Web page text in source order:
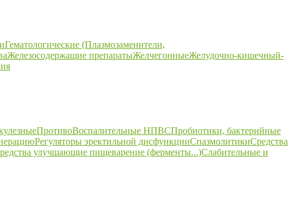
Гематологические (Плазмозаменители,
Железосодержащие препаратыЖелчегонныеЖелудочно-кишечный-
ПротивоВоспалительные НПВСПробиотики, бактерийные
Регуляторы эректильной дисфункцииСпазмолитикиСредства
улучшающие пищеварение (ферменты...)Слабительные и